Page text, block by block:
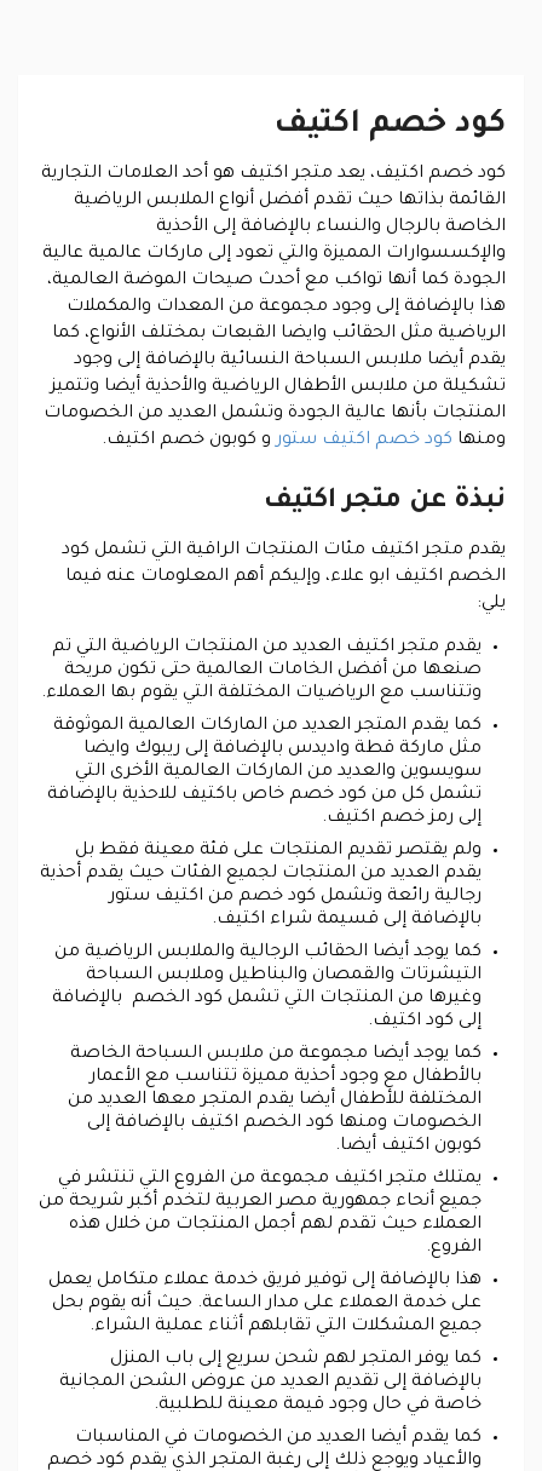
كود خصم اكتيف
كود خصم اكتيف، يعد متجر اكتيف هو أحد العلامات التجارية
القائمة بذاتها حيث تقدم أفضل أنواع الملابس الرياضية
الخاصة بالرجال والنساء بالإضافة إلى الأحذية
والإكسسوارات المميزة والتي تعود إلى ماركات عالمية عالية
الجودة كما أنها تواكب مع أحدث صيحات الموضة العالمية،
هذا بالإضافة إلى وجود مجموعة من المعدات والمكملات
الرياضية مثل الحقائب وايضا القبعات بمختلف الأنواع، كما
يقدم أيضا ملابس السباحة النسائية بالإضافة إلى وجود
تشكيلة من ملابس الأطفال الرياضية والأحذية أيضا وتتميز
المنتجات بأنها عالية الجودة وتشمل العديد من الخصومات
ومنها كود خصم اكتيف ستورو كوبون خصم اكتيف.
نبذة عن متجر اكتيف
يقدم متجر اكتيف مئات المنتجات الراقية التي تشمل كود
الخصم اكتيف ابو علاء، وإليكم أهم المعلومات عنه فيما
يلي:
يقدم متجر اكتيف العديد من المنتجات الرياضية التي تم
صنعها من أفضل الخامات العالمية حتى تكون مريحة
وتتناسب مع الرياضيات المختلفة التي يقوم بها العملاء.
كما يقدم المتجر العديد من الماركات العالمية الموثوقة
مثل ماركة قطة واديدس بالإضافة إلى ريبوك وايضا
سويسوين والعديد من الماركات العالمية الأخرى التي
تشمل كل من كود خصم خاص باكتيف للاحذية بالإضافة
إلى رمز خصم اكتيف.
ولم يقتصر تقديم المنتجات على فئة معينة فقط بل
يقدم العديد من المنتجات لجميع الفئات حيث يقدم أحذية
رجالية رائعة وتشمل كود خصم من اكتيف ستور
بالإضافة إلى قسيمة شراء اكتيف.
كما يوجد أيضا الحقائب الرجالية والملابس الرياضية من
التيشرتات والقمصان والبناطيل وملابس السباحة
وغيرها من المنتجات التي تشمل كود الخصم بالإضافة
إلى كود اكتيف.
كما يوجد أيضا مجموعة من ملابس السباحة الخاصة
بالأطفال مع وجود أحذية مميزة تتناسب مع الأعمار
المختلفة للأطفال أيضا يقدم المتجر معها العديد من
الخصومات ومنها كود الخصم اكتيف بالإضافة إلى
كوبون اكتيف أيضا.
يمتلك متجر اكتيف مجموعة من الفروع التي تنتشر في
جميع أنحاء جمهورية مصر العربية لتخدم أكبر شريحة من
العملاء حيث تقدم لهم أجمل المنتجات من خلال هذه
الفروع.
هذا بالإضافة إلى توفير فريق خدمة عملاء متكامل يعمل
على خدمة العملاء على مدار الساعة. حيث أنه يقوم بحل
جميع المشكلات التي تقابلهم أثناء عملية الشراء.
كما يوفر المتجر لهم شحن سريع إلى باب المنزل
بالإضافة إلى تقديم العديد من عروض الشحن المجانية
خاصة في حال وجود قيمة معينة للطلبية.
كما يقدم أيضا العديد من الخصومات في المناسبات
والأعياد ويوجع ذلك إلى رغبة المتجر الذي يقدم كود خصم